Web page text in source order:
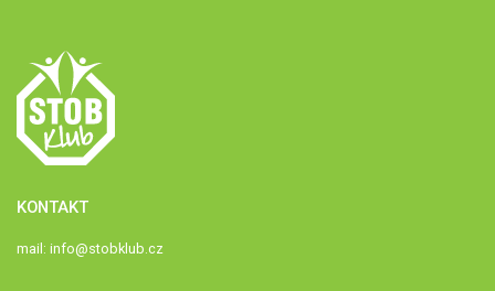
KONTAKT
mail: info@stobklub.cz